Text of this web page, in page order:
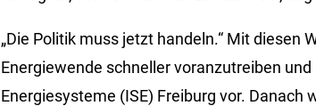
„Die Politik muss jetzt handeln.“ Mit diesen
Energiewende schneller voranzutreiben
Energiesysteme (ISE) Freiburg vor.